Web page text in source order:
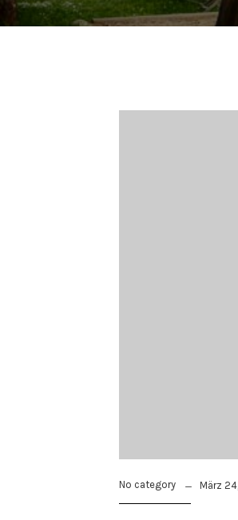
No category März